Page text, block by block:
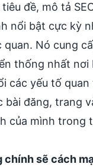
đề, mô tả
nổi bật cực kỳ
quan. Nó cung
thống nhất nơi
các yếu tố
bài đăng, trang
của mình trong
chính sẽ cách